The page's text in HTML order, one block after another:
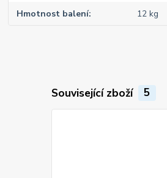
Hmotnost balení 12 kg
Související zboží 5